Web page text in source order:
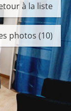
photos (10)
à la liste